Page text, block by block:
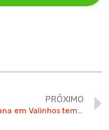
PRÓXIMO